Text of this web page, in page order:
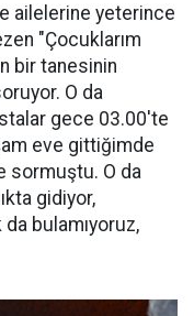
ailelerine yeterince
"Çocuklarım
bir tanesinin
O da
gece 03.00'te
eve gittiğimde
sormuştu. O da
gidiyor,
bulamıyoruz,